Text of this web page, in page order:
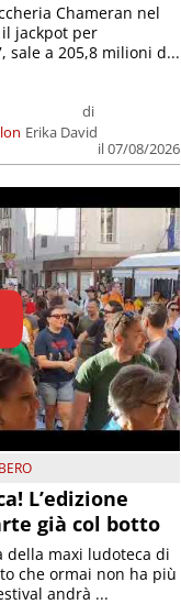
di
Erika David
il 07/08/2026
Chameran nel
jackpot per
sale a 205,8 milioni d...
L’edizione
già col botto
maxi ludoteca di
che ormai non ha più
andrà ...